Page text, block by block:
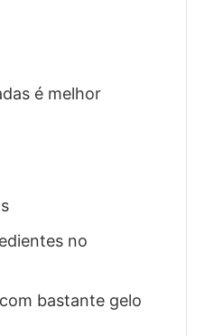
é melhor
no
bastante gelo